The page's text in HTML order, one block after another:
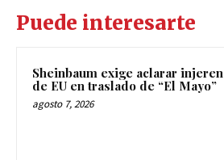
Puede interesarte
Sheinbaum exige aclarar
de EU en traslado de “El Mayo”
agosto 7, 2026